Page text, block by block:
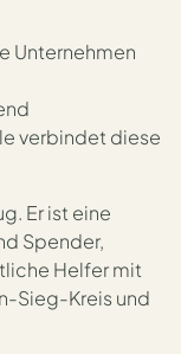
Unternehmen
verbindet diese
Er ist eine
Spender,
Helfer mit
Sieg-Kreis und